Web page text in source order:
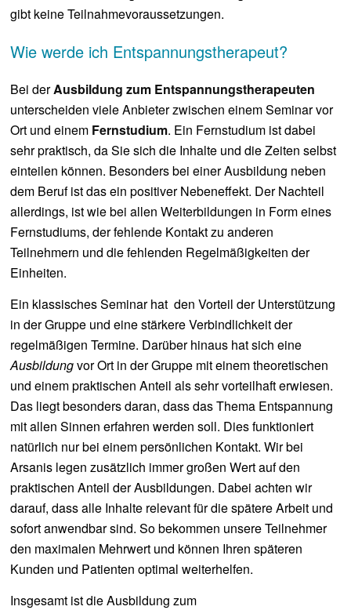
gibt keine Teilnahmevoraussetzungen.
Wie werde ich Entspannungstherapeut?
Bei derAusbildung zum Entspannungstherapeuten
unterscheiden viele Anbieter zwischen einem Seminar vor
Ort und einem Fernstudium. Ein Fernstudium ist dabei
sehr praktisch, da Sie sich die Inhalte und die Zeiten selbst
einteilen können. Besonders bei einer Ausbildung neben
dem Beruf ist das ein positiver Nebeneffekt. Der Nachteil
allerdings, ist wie bei allen Weiterbildungen in Form eines
Fernstudiums, der fehlende Kontakt zu anderen
Teilnehmern und die fehlenden Regelmäßigkeiten der
Einheiten.
Ein klassisches Seminar hat den Vorteil der Unterstützung
in der Gruppe und eine stärkere Verbindlichkeit der
regelmäßigen Termine. Darüber hinaus hat sich eine
Ausbildungvor Ort in der Gruppe mit einem theoretischen
und einem praktischen Anteil als sehr vorteilhaft erwiesen.
Das liegt besonders daran, dass das Thema Entspannung
mit allen Sinnen erfahren werden soll. Dies funktioniert
natürlich nur bei einem persönlichen Kontakt. Wir bei
Arsanis legen zusätzlich immer großen Wert auf den
praktischen Anteil der Ausbildungen. Dabei achten wir
darauf, dass alle Inhalte relevant für die spätere Arbeit und
sofort anwendbar sind. So bekommen unsere Teilnehmer
den maximalen Mehrwert und können Ihren späteren
Kunden und Patienten optimal weiterhelfen.
Insgesamt ist die Ausbildung zum